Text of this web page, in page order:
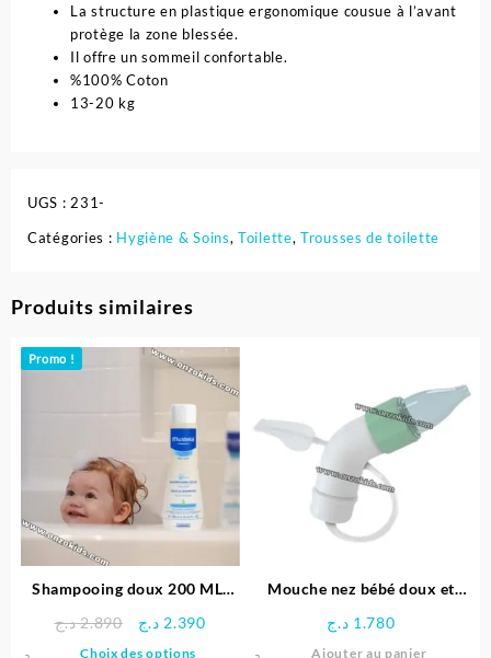
La structure en plastique ergonomique cousue à l’avant
protège la zone blessée.
Il offre un sommeil confortable.
%100% Coton
13-20 kg
UGS :231-
Catégories : Hygiène & Soins,Toilette,Trousses de toilette
Produits similaires
Promo !
Shampooing doux 200 ML-
2.890 د.ج
Le
2.390 د.ج
Le
Choix des options
Mouche nez bébé doux et
1.780 د.ج
Ajouter au panier